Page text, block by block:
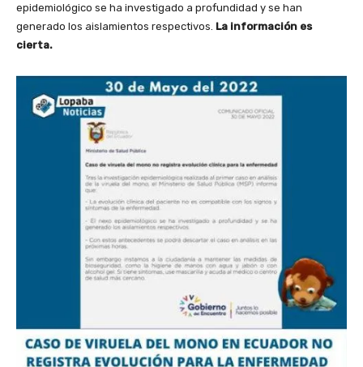
epidemiológico se ha investigado a profundidad y se han
generado los aislamientos respectivos. La información es
cierta.